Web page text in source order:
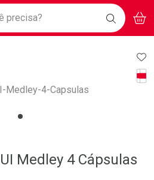
aproveite Ofertas Exclusivas!
BAIXE
O APP
precisa? BUSCAR
Medley 4 Cápsulas